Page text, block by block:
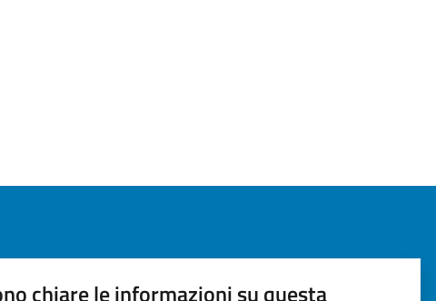
chiare le informazioni su questa